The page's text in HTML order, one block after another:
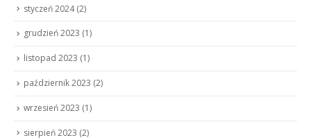
styczeń 2024(2)
grudzień 2023 (1)
listopad 2023 (1)
październik 2023 (2)
wrzesień 2023 (1)
sierpień 2023 (2)